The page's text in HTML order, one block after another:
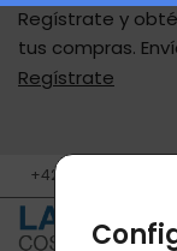
Regístrate y
tus compras.
Regístrate
+420 777 05 46 46